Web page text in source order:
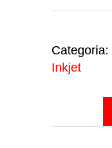
Categoria:
Inkjet